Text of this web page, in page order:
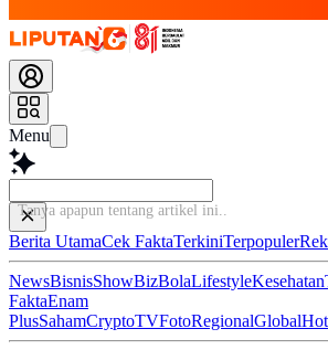
Menu
Baca
Berita UtamaCek FaktaTerkiniTerpopuler
NewsBisnisShowBizBolaLifestyleKesehatan
FaktaEnam
PlusSahamCryptoTVFotoRegionalGlobalHot